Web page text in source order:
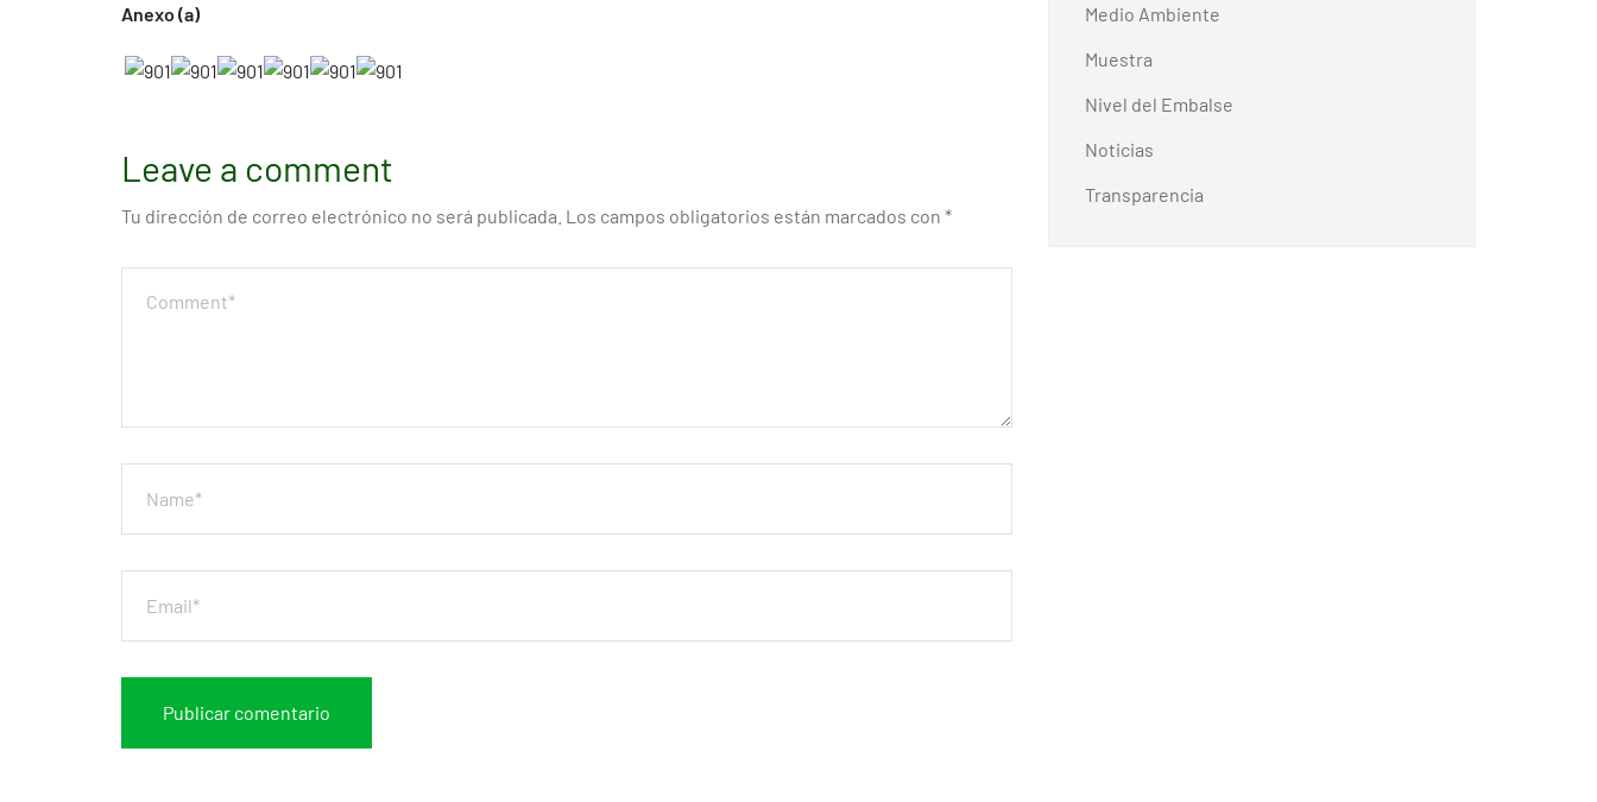
Anexo (a)
Leave a comment
Tu dirección de correo electrónico no será publicada. Los campos obligatorios están marcados con *
Medio Ambiente
Muestra
Nivel del Embalse
Noticias
Transparencia